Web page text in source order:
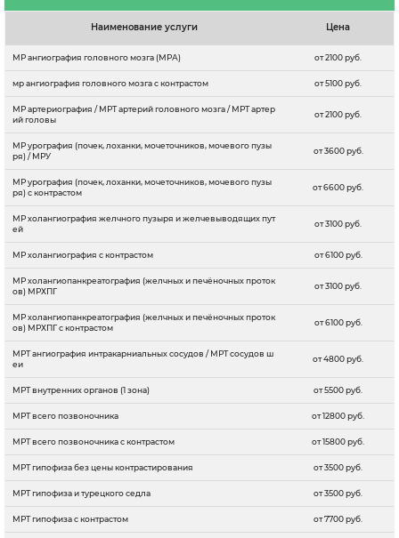
Наименование услуги Цена
МР ангиография головного мозга (МРА) от 2100 руб.
мр ангиография головного мозга с контрастом от 5100 руб.
МР артериография / МРТ артерий головного мозга / МРТ артер
ий головы
от 2100 руб.
МР урография (почек, лоханки, мочеточников, мочевого пузы
ря) / МРУ
от 3600 руб.
МР урография (почек, лоханки, мочеточников, мочевого пузы
ря) с контрастом
от 6600 руб.
МР холангиография желчного пузыря и желчевыводящих пут
ей
от 3100 руб.
МР холангиография с контрастом от 6100 руб.
МР холангиопанкреатография (желчных и печёночных проток
ов) МРХПГ
от 3100 руб.
МР холангиопанкреатография (желчных и печёночных проток
ов) МРХПГ с контрастом
от 6100 руб.
МРТ ангиография интракарниальных сосудов / МРТ сосудов ш
еи
от 4800 руб.
МРТ внутренних органов (1 зона) от 5500 руб.
МРТ всего позвоночника от 12800 руб.
МРТ всего позвоночника с контрастом от 15800 руб.
МРТ гипофиза без цены контрастирования от 3500 руб.
МРТ гипофиза и турецкого седла от 3500 руб.
МРТ гипофиза с контрастом от 7700 руб.